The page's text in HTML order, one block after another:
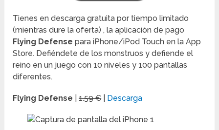
Tienes en descarga gratuita por tiempo limitado
(mientras dure la oferta) , la aplicación de pago
Flying Defense para iPhone/iPod Touch en la App
Store. Defiéndete de los monstruos y defiende el
reino en un juego con 10 niveles y 100 pantallas
diferentes.
Flying Defense |1.59 € Descarga